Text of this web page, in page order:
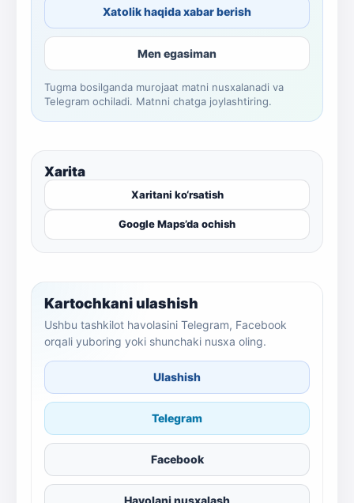
Xatolik haqida xabar berish
Men egasiman
Tugma bosilganda murojaat matni nusxalanadi va
Telegram ochiladi. Matnni chatga joylashtiring.
Xarita
Xaritani ko‘rsatish
Google Maps’da ochish
Kartochkani ulashish
Ushbu tashkilot havolasini Telegram, Facebook
orqali yuboring yoki shunchaki nusxa oling.
Ulashish
Telegram
Facebook
Havolani nusxalash